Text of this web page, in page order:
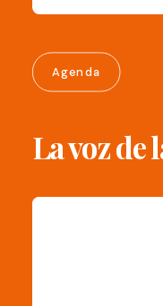
Agenda
La voz de